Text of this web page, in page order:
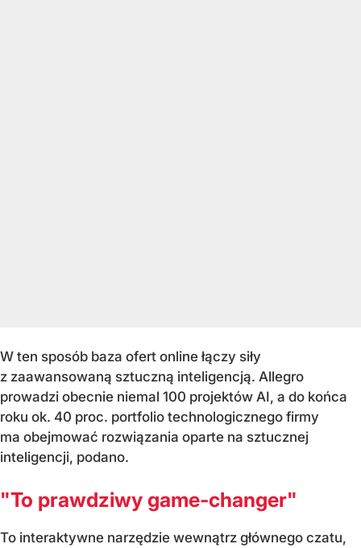
W ten sposób baza ofert online łączy siły
z zaawansowaną sztuczną inteligencją. Allegro
prowadzi obecnie niemal 100 projektów AI, a do końca
roku ok. 40 proc. portfolio technologicznego firmy
ma obejmować rozwiązania oparte na sztucznej
inteligencji, podano.
"To prawdziwy game-changer"
To interaktywne narzędzie wewnątrz głównego czatu,